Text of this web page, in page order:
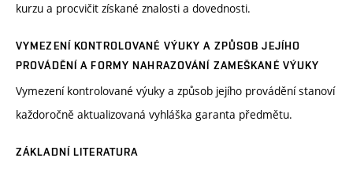
kurzu a procvičit získané znalosti a dovednosti.
VYMEZENÍ KONTROLOVANÉ VÝUKY A ZPŮSOB JEJÍHO
PROVÁDĚNÍ A FORMY NAHRAZOVÁNÍ ZAMEŠKANÉ VÝUKY
Vymezení kontrolované výuky a způsob jejího provádění stanoví
každoročně aktualizovaná vyhláška garanta předmětu.
ZÁKLADNÍ LITERATURA